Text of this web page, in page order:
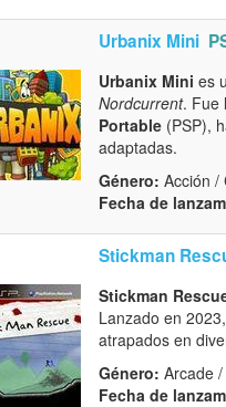
Urbanix Mini
Urbanix Mini es
Nordcurrent. Fue
Portable (PSP),
adaptadas.
Género: Acción /
Fecha de
Stickman
Stickman
Lanzado en
atrapados en
Género: Arcade
Fecha de